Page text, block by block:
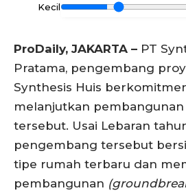
Kecil
ProDaily, JAKARTA – PT
Pratama, pengembang
Synthesis Huis
melanjutkan pembangunan
tersebut. Usai Lebaran
pengembang tersebut
tipe rumah terbaru dan
pembangunan